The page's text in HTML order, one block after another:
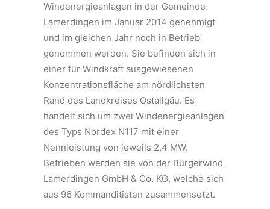
Windenergieanlagen in der Gemeinde
Lamerdingen im Januar 2014 genehmigt
und im gleichen Jahr noch in Betrieb
genommen werden. Sie befinden sich in
einer für Windkraft ausgewiesenen
Konzentrationsfläche am nördlichsten
Rand des Landkreises Ostallgäu. Es
handelt sich um zwei Windenergieanlagen
des Typs Nordex N117 mit einer
Nennleistung von jeweils 2,4 MW.
Betrieben werden sie von der Bürgerwind
Lamerdingen GmbH & Co. KG, welche sich
aus 96 Kommanditisten zusammensetzt.